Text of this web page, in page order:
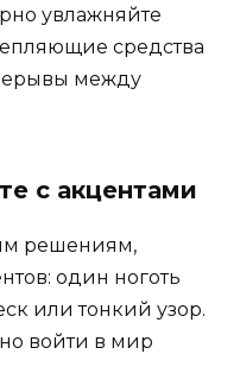
увлажняйте
средства
между
с акцентами
решениям,
один ноготь
или тонкий узор.
войти в мир